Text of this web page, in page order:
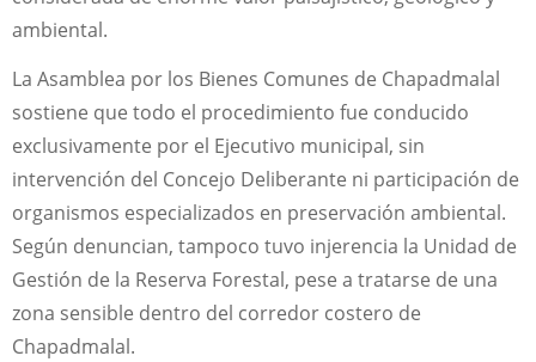
ambiental.
La Asamblea por los Bienes Comunes de Chapadmalal
sostiene que todo el procedimiento fue conducido
exclusivamente por el Ejecutivo municipal, sin
intervención del Concejo Deliberante ni participación de
organismos especializados en preservación ambiental.
Según denuncian, tampoco tuvo injerencia la Unidad de
Gestión de la Reserva Forestal, pese a tratarse de una
zona sensible dentro del corredor costero de
Chapadmalal.